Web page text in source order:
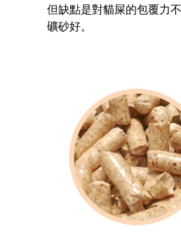
但缺點是對貓屎的包覆力
礦砂好。